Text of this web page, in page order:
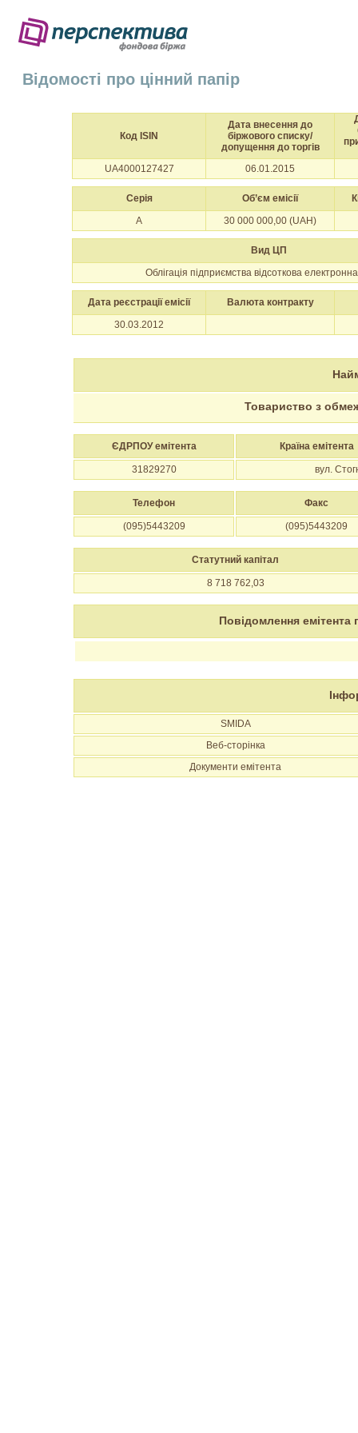
Відомості про цінний папір
Код ISIN
Дата внесення до
біржового списку/
допущення до торгів
UA4000127427 06.01.2015
Серія Об’єм емісії
А
30 000 000,00 (UAH)
Вид ЦП
Облігація підприємства відсоткова
Дата реєстрації емісії
Валюта контракту
30.03.2012
Товариство з
ЄДРПОУ емітента Країна емітента
31829270 вул.
Телефон Факс
(095)5443209 (095)5443209
Статутний капітал
8 718 762,03
Повідомлення емітента
SMIDA
Веб-сторінка
Документи емітента